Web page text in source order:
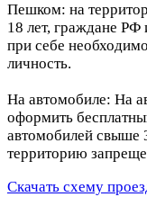
Пешком: на
18 лет, граждане
при себе
личность.
На автомобиле: На
оформить
автомобилей свыше
территорию
Скачать схему